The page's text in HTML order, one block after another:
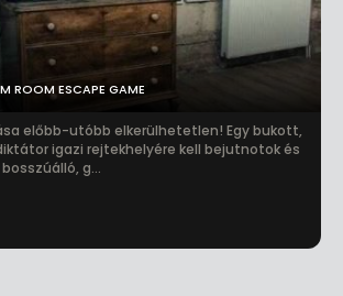
ROOM ESCAPE GAME
előbb-utóbb elkerülhetetlen! Egy bukott,
igazi rejtekhelyére kell bejutnotok és
g...